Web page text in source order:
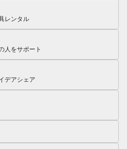
レンタル
人をサポート
デアシェア